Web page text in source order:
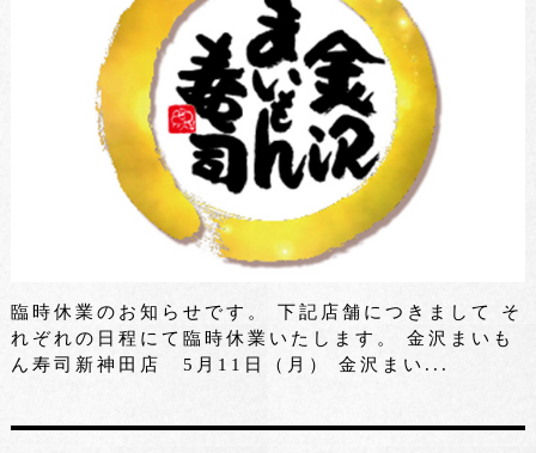
臨時休業のお知らせです。 下記店舗につきまして そ
れぞれの日程にて臨時休業いたします。 金沢まいも
ん寿司新神田店 5月11日（月） 金沢まい...